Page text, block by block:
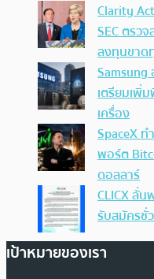
Clarity
SEC ตรว
ลงทุนขาด
Samsung
เตรียมเพิ่
เครื่อง
SpaceX ท
พอร์ต
ดอลลาร์
CLICX ลั่
รับสมัครชั่
เป้าหมายของเรา